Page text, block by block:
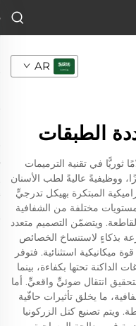
AR
الطبقات
ثوريًّا في تقنية الترميمات
ووظيفيةً عاليةً لطب الأسنان
المبتكرة بهيكل تدرجيٍّ
مختلفة من الشفافية
ويتضمّن التصميم متعدد
بذكاءٍ لاستنساخ الخصائص
ميكانيكية استثنائية. فتوفر
الداكنة تحتها بكفاءة، بينما
انتقال ضوئيٍّ واقعيٍّ. أما
ما يخلق تأثيرات حافّية
ويتم تصنيع كتل الزركونيا